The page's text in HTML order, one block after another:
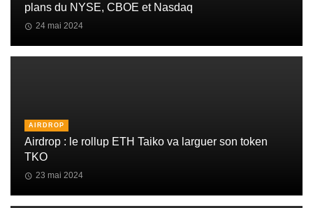
plans du NYSE, CBOE et Nasdaq
24 mai 2024
AIRDROP
Airdrop : le rollup ETH Taiko va larguer son token
TKO
23 mai 2024